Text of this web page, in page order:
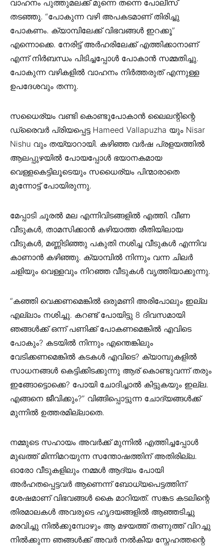
വാഹനം പുത്തുമലക്ക് മുന്നെ തന്നെ പോലീസ്
തടഞ്ഞു. “പോകുന്ന വഴി അപകടമാണ് തിരിച്ചു
പോകണം. ക്യാമ്പിലേക്ക് വിഭവങ്ങൾ ഇറക്കൂ”
എന്നൊക്കെ. നേരിട്ട് അർഹരിലേക്ക് എത്തിക്കാനാണ്
എന്ന് നിർബന്ധം പിടിച്ചപ്പോൾ പോകാൻ സമ്മതിച്ചു.
പോകുന്ന വഴികളിൽ വാഹനം നിർത്തരുത് എന്നുള്ള
ഉപദേശവും തന്നു.
സധൈര്യം വണ്ടി കൊണ്ടുപോകാൻ ലൈലന്റിന്റെ
ഡ്രൈവർ പ്രിയപ്പെട്ട Hameed Vallapuzha യും Nisar
Nishu വും തയ്യാറായി. കഴിഞ്ഞ വർഷ പ്രളയത്തിൽ
ആലപ്പുഴയിൽ പോയപ്പോൾ ഭയാനകമായ
വെള്ളകെട്ടിലൂടെയും സധൈര്യം പിന്മാരാതെ
മുന്നോട്ട് പോയിരുന്നു.
മേപ്പാടി ചൂരൽ മല എന്നിവിടങ്ങളിൽ എത്തി. വീണ
വീടുകൾ, താമസിക്കാൻ കഴിയാത്ത രീതിയിലായ
വീടുകൾ, മണ്ണിടിഞ്ഞു പകുതി നശിച്ച വീടുകൾ എന്നിവ
കാണാൻ കഴിഞ്ഞു. ക്യാമ്പിൽ നിന്നും വന്ന ചിലർ
ചളിയും വെള്ളവും നിറഞ്ഞ വീടുകൾ വൃത്തിയാക്കുന്നു.
“കഞ്ഞി വെക്കണമെങ്കിൽ ഒരുമണി അരിപോലും ഇല്ല
എല്ലാം നശിച്ചു. കറണ്ട് പോയിട്ടു 8 ദിവസമായി
ഞങ്ങൾക്ക് ഒന്ന് പണിക്ക് പോകണമെങ്കിൽ എവിടെ
പോകും? കടയിൽ നിന്നും എന്തെങ്കിലും
വേടിക്കണമെങ്കിൽ കടകൾ എവിടെ? ക്യാമ്പുകളിൽ
സാധനങ്ങൾ കെട്ടിക്കിടക്കുന്നു ആര് കൊണ്ടുവന്ന് തരും
ഇങ്ങോട്ടൊക്കെ? പോയി ചോദിച്ചാൽ കിട്ടുകയും ഇല്ല.
എങ്ങനെ ജീവിക്കും?” വിങ്ങിപ്പൊട്ടുന്ന ചോദ്യങ്ങൾക്ക്
മുന്നിൽ ഉത്തരമില്ലാതെ.
നമ്മുടെ സഹായം അവർക്ക് മുന്നിൽ എത്തിച്ചപ്പോൾ
മുഖത്ത് മിന്നിമറയുന്ന സന്തോഷത്തിന് അതിരില്ല.
ഓരോ വീടുകളിലും നമ്മൾ ആദ്യം പോയി
അർഹതപ്പെട്ടവർ ആണെന്ന് ബോധ്യപെട്ടത്തിന്
ശേഷമാണ് വിഭവങ്ങൾ കൈ മാറിയത്. സങ്കട കടലിന്റെ
തിരമാലകൾ അവരുടെ ഹൃദയങ്ങളിൽ ആഞ്ഞടിച്ചു
മരവിച്ചു നിൽക്കുമ്പോഴും ആ മഴയത്ത് തണുത്ത് വിറച്ചു
നിൽക്കുന്ന ഞങ്ങൾക്ക് അവർ നൽകിയ സ്നേഹത്തന്റെ